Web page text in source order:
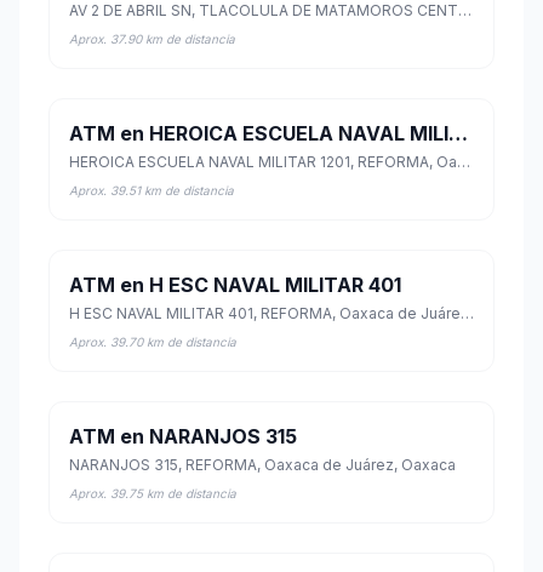
AV 2 DE ABRIL SN, TLACOLULA DE MATAMOROS CENTRO, Tlacolula de Matamoros, Oaxaca
Aprox. 37.90 km de distancia
ATM en HEROICA ESCUELA NAVAL MILITAR 1201
HEROICA ESCUELA NAVAL MILITAR 1201, REFORMA, Oaxaca de Juárez, Oaxaca
Aprox. 39.51 km de distancia
ATM en H ESC NAVAL MILITAR 401
H ESC NAVAL MILITAR 401, REFORMA, Oaxaca de Juárez, Oaxaca
Aprox. 39.70 km de distancia
ATM en NARANJOS 315
NARANJOS 315, REFORMA, Oaxaca de Juárez, Oaxaca
Aprox. 39.75 km de distancia